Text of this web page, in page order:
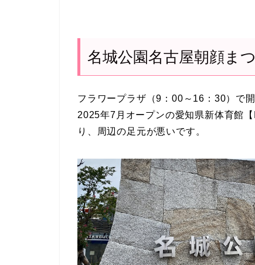
名城公園名古屋朝顔ま
フラワープラザ（9：00～16：30）で開
2025年7月オープンの愛知県新体育館
り、周辺の足元が悪いです。